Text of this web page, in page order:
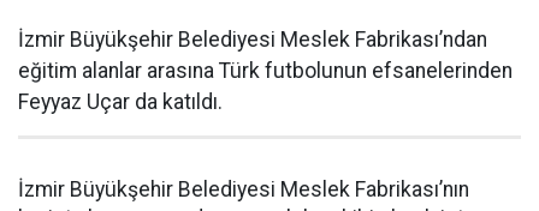
İzmir Büyükşehir Belediyesi Meslek Fabrikası’ndan
eğitim alanlar arasına Türk futbolunun efsanelerinden
Feyyaz Uçar da katıldı.
İzmir Büyükşehir Belediyesi Meslek Fabrikası’nın